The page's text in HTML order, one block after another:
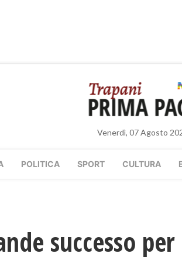
Venerdì, 07 Agosto
POLITICA SPORT CULTURA
successo